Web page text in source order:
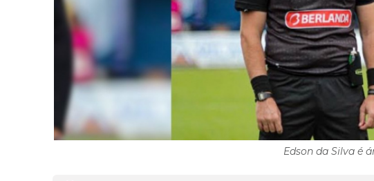
Edson da Silva é